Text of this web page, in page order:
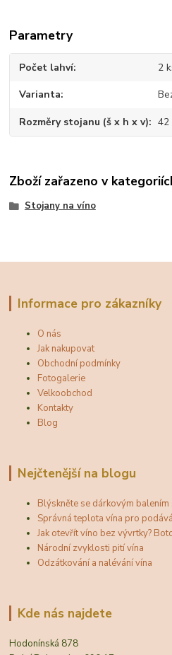
Parametry
Počet lahví 2
Varianta
Rozměry stojanu (š x h x v) 42
Zboží zařazeno v
Stojany na víno
Informace pro zákazníky
O nás
Jak nakupovat
Obchodní podmínky
Fotogalerie
Velkoobchod
Kontakty
Blog
Nejčtenější na blogu
Blýskněte se dárkovým
Správná teplota vína pro
Jak otevřít víno bez vývrtky?
Národní zvyklosti pití vína
Odzátkování a nalévání vína
Kde nás najdete
Hodonínská 878